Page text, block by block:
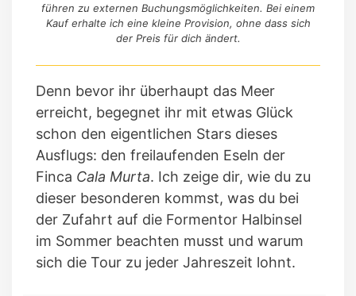
führen zu externen Buchungsmöglichkeiten. Bei einem
Kauf erhalte ich eine kleine Provision, ohne dass sich
der Preis für dich ändert.
Denn bevor ihr überhaupt das Meer
erreicht, begegnet ihr mit etwas Glück
schon den eigentlichen Stars dieses
Ausflugs: den freilaufenden Eseln der
Finca Cala Murta. Ich zeige dir, wie du zu
dieser besonderen kommst, was du bei
der Zufahrt auf die Formentor Halbinsel
im Sommer beachten musst und warum
sich die Tour zu jeder Jahreszeit lohnt.